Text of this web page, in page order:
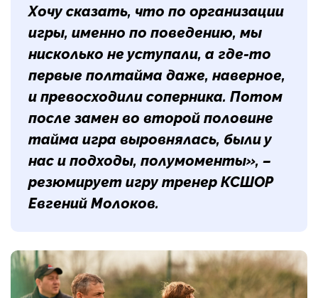
Хочу сказать, что по организации
игры, именно по поведению, мы
нисколько не уступали, а где-то
первые полтайма даже, наверное,
и превосходили соперника. Потом
после замен во второй половине
тайма игра выровнялась, были у
нас и подходы, полумоменты», –
резюмирует игру тренер КСШОР
Евгений Молоков.